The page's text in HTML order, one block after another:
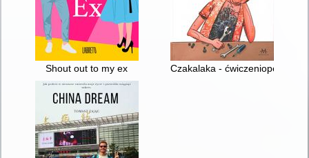
Shout out to my ex Czakalaka - ćwiczeniopedia :